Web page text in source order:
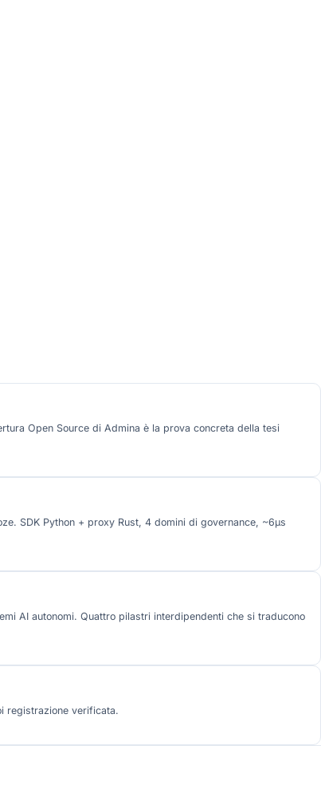
Open Source di Admina è la prova concreta della tesi
SDK Python + proxy Rust, 4 domini di governance, ~6µs
AI autonomi. Quattro pilastri interdipendenti che si traducono
registrazione verificata.